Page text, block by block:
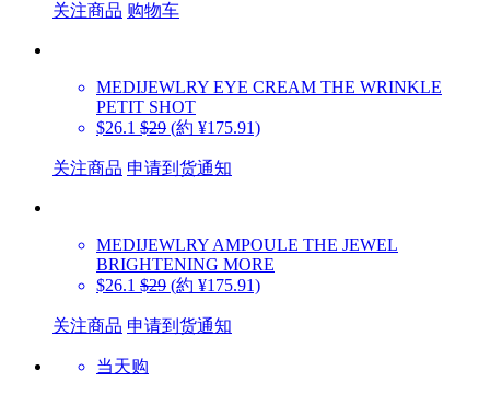
关注商品 购物车
MEDIJEWLRY EYE CREAM THE WRINKLE
PETIT SHOT
$26.1 $29 (約 ¥175.91)
关注商品 申请到货通知
MEDIJEWLRY AMPOULE THE JEWEL
BRIGHTENING MORE
$26.1 $29 (約 ¥175.91)
关注商品 申请到货通知
当天购